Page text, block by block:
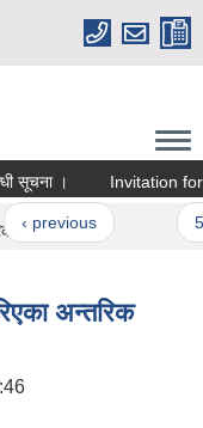
सूचना । Invitation for
‹ previous 5
कर तथा दस्तुर
अन्तरिक